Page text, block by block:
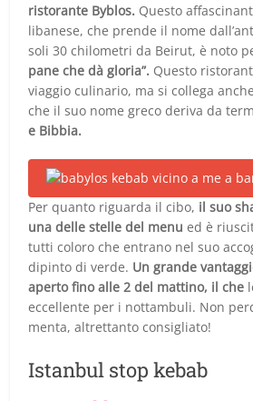
ristorante Byblos. Questo
libanese, che prende il nome
soli 30 chilometri da Beirut, è noto
pane che dà gloria”. Questo
viaggio culinario, ma si collega
che il suo nome greco deriva da
e Bibbia.
Per quanto riguarda il cibo, il suo
una delle stelle del menu ed è
tutti coloro che entrano nel suo
dipinto di verde. Un grande
aperto fino alle 2 del mattino, il che
eccellente per i nottambuli. Non
menta, altrettanto consigliato!
Istanbul stop kebab